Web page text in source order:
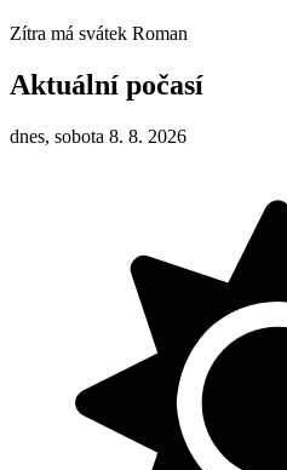
Zítra má svátek Roman
Aktuální počasí
dnes, sobota 8. 8. 2026